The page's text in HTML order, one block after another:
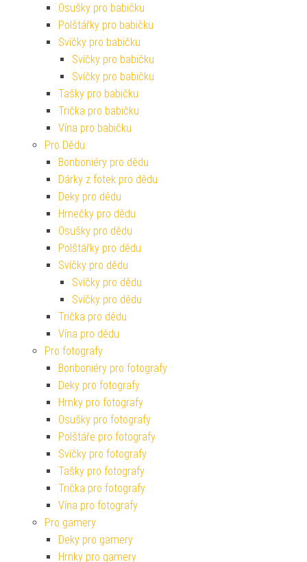
Osušky pro babičku
Polštářky pro babičku
Svíčky pro babičku
Svíčky pro babičku
Svíčky pro babičku
Tašky pro babičku
Trička pro babičku
Vína pro babičku
Pro Dědu
Bonboniéry pro dědu
Dárky z fotek pro dědu
Deky pro dědu
Hrnečky pro dědu
Osušky pro dědu
Polštářky pro dědu
Svíčky pro dědu
Svíčky pro dědu
Svíčky pro dědu
Trička pro dědu
Vína pro dědu
Pro fotografy
Bonboniéry pro fotografy
Deky pro fotografy
Hrnky pro fotografy
Osušky pro fotografy
Polštáře pro fotografy
Svíčky pro fotografy
Tašky pro fotografy
Trička pro fotografy
Vína pro fotografy
Pro gamery
Deky pro gamery
Hrnky pro gamery